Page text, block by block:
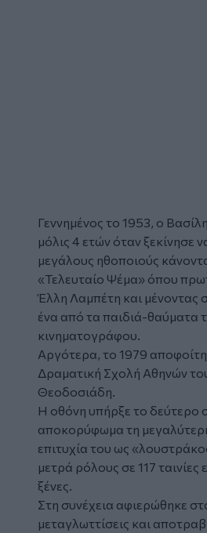
Γεννημένος το 1953, ο
μόλις 4 ετών όταν ξεκίνησε
μεγάλους ηθοποιούς
«Τελευταίο Ψέμα» όπου
Έλλη Λαμπέτη και μένοντας
ένα από τα παιδιά-θαύματα
κινηματογράφου.
Αργότερα, το 1979
Δραματική Σχολή Αθηνών
Θεοδοσιάδη.
Η οθόνη υπήρξε το δεύτερο
αποκορύφωμα τη
επιτυχία του ως
μετρά ρόλους σε 117 ταινίες
ξένες.
Στη συνέχεια αφιερώθηκε
μεταγλωττίσεις και